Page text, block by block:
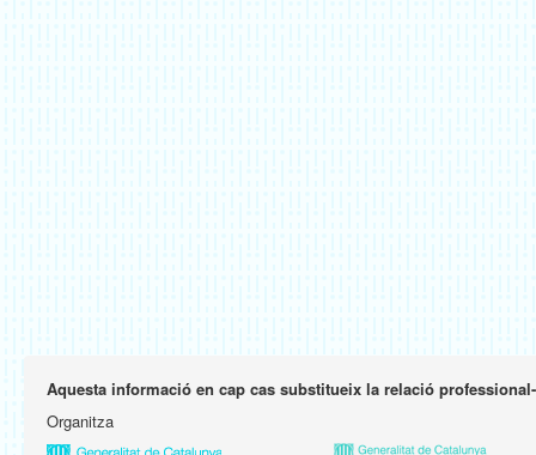
Aquesta informació en cap cas substitueix la relació
Organitza